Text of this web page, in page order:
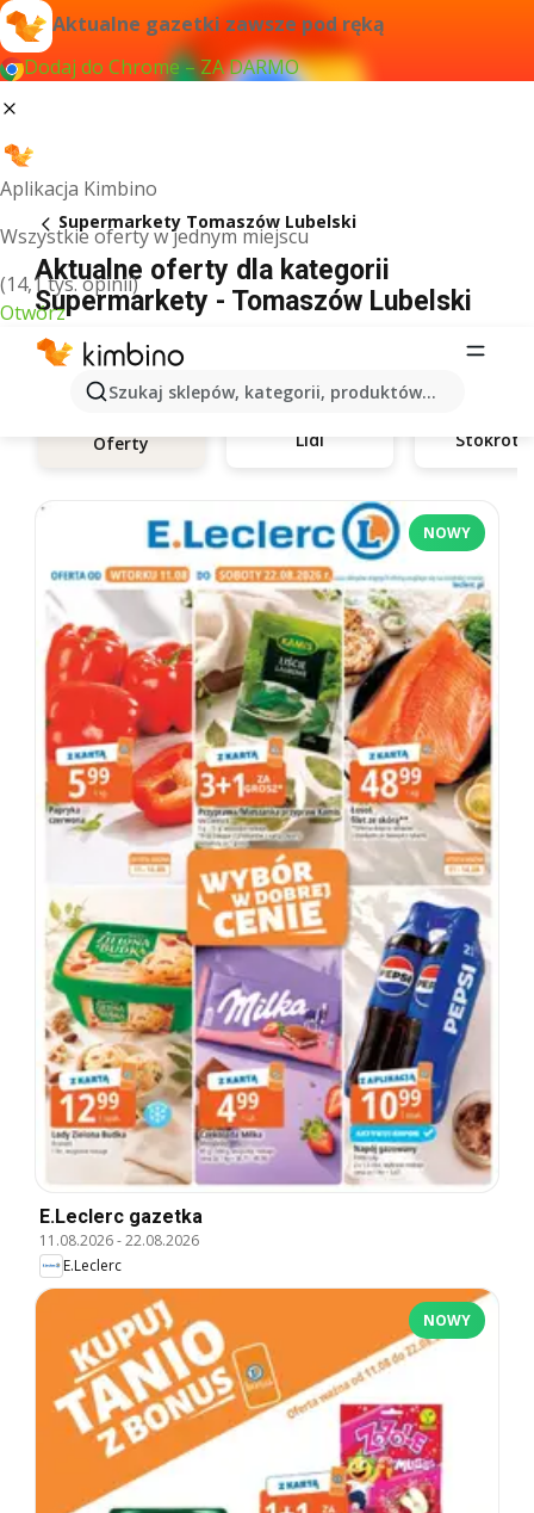
Aktualne gazetki zawsze pod ręką
Dodaj do Chrome – ZA DARMO
Aplikacja Kimbino
Wszystkie oferty w jednym miejscu
(14,1 tys. opinii)
Otwórz
Szukaj sklepów, kategorii, produktów...
Supermarkety Tomaszów Lubelski
Aktualne oferty dla kategorii
Supermarkety - Tomaszów Lubelski
Oferty Lidl
NOWY
E.Leclerc gazetka
11.08.2026-22.08.2026
E.Leclerc
NOWY